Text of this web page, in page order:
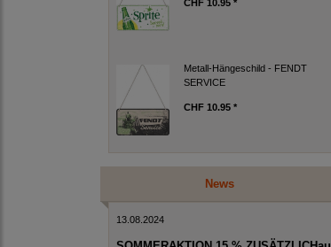
CHF 10.95 *
Metall-Hängeschild - FENDT
SERVICE
CHF 10.95 *
News
13.08.2024